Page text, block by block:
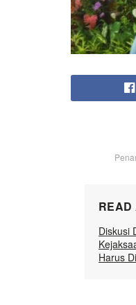
READ
Diskusi
Harus